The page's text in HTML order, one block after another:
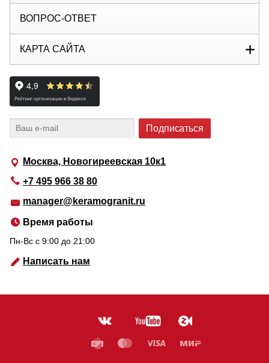
Москва, Новогиреевская 10к1
+7 495 966 38 80
manager@keramogranit.ru
Время работы
Пн-Вс c 9:00 до 21:00
Написать нам
ВОПРОС-ОТВЕТ
КАРТА САЙТА